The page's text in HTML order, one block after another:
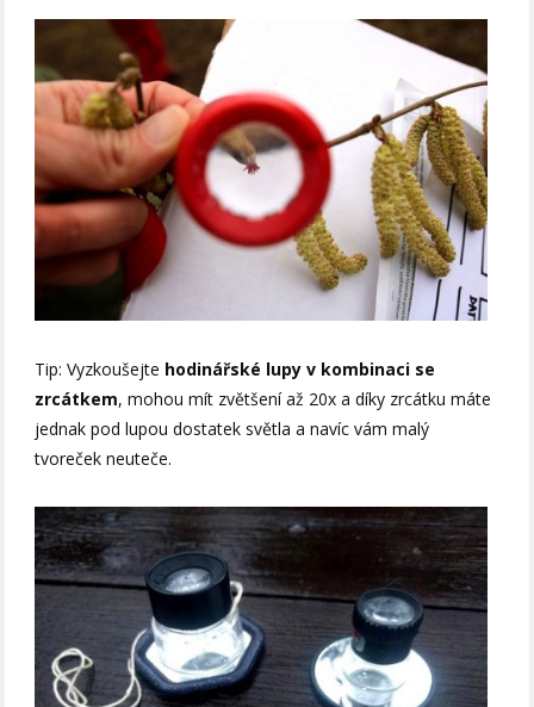
Tip: Vyzkoušejte hodinářské lupy v kombinaci se
zrcátkem, mohou mít zvětšení až 20x a díky zrcátku máte
jednak pod lupou dostatek světla a navíc vám malý
tvoreček neuteče.